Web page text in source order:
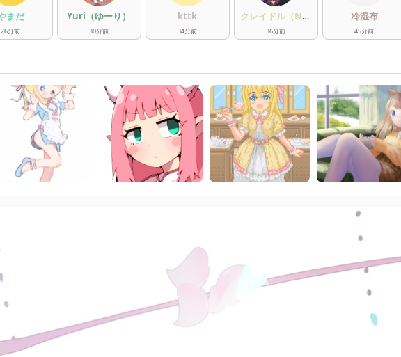
まだ
26分前
Yuri（ゆーり）
30分前
kttk
34分前
クレイドル（Nas
uosan）
36分前
冷湿布
45分前